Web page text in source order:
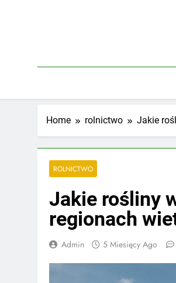
Home rolnictwo Jakie
ROLNICTWO
Jakie rośliny
regionach
Admin 5 Miesięcy Ago